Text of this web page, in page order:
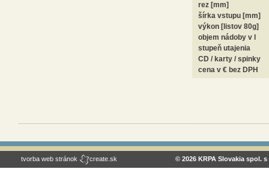
rez [mm]
šírka vstupu [mm]
výkon [listov 80g]
objem nádoby v l
stupeň utajenia
CD / karty / spinky
cena v € bez DPH
tvorba web stránok create.sk © 2026 KRPA Slovakia spol. s